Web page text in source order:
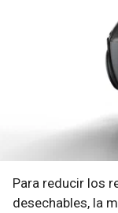
Para reducir los
desechables, la